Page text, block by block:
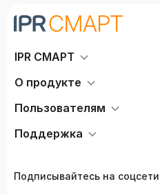
IPR СМАРТ
О продукте
Пользователям
Поддержка
Подписывайтесь на соцсети